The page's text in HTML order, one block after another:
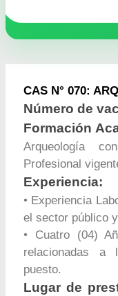
CAS N° 070:
Número de
Formación
Arqueología
Profesional
Experiencia:
• Experiencia
el sector público
• Cuatro (04)
relacionadas a
puesto.
Lugar de